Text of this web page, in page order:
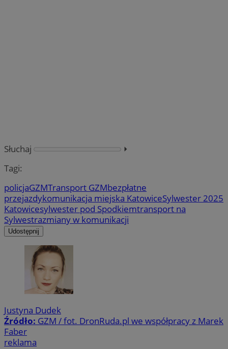
Słuchaj
⏵︎
Tagi:
policjaGZMTransport GZMbezpłatne
przejazdykomunikacja miejska KatowiceSylwester 2025
Katowicesylwester pod Spodkiemtransport na
Sylwestrazmiany w komunikacji
Udostępnij
Justyna Dudek
Źródło: GZM / fot. DronRuda.pl we współpracy z Marek
Faber
reklama